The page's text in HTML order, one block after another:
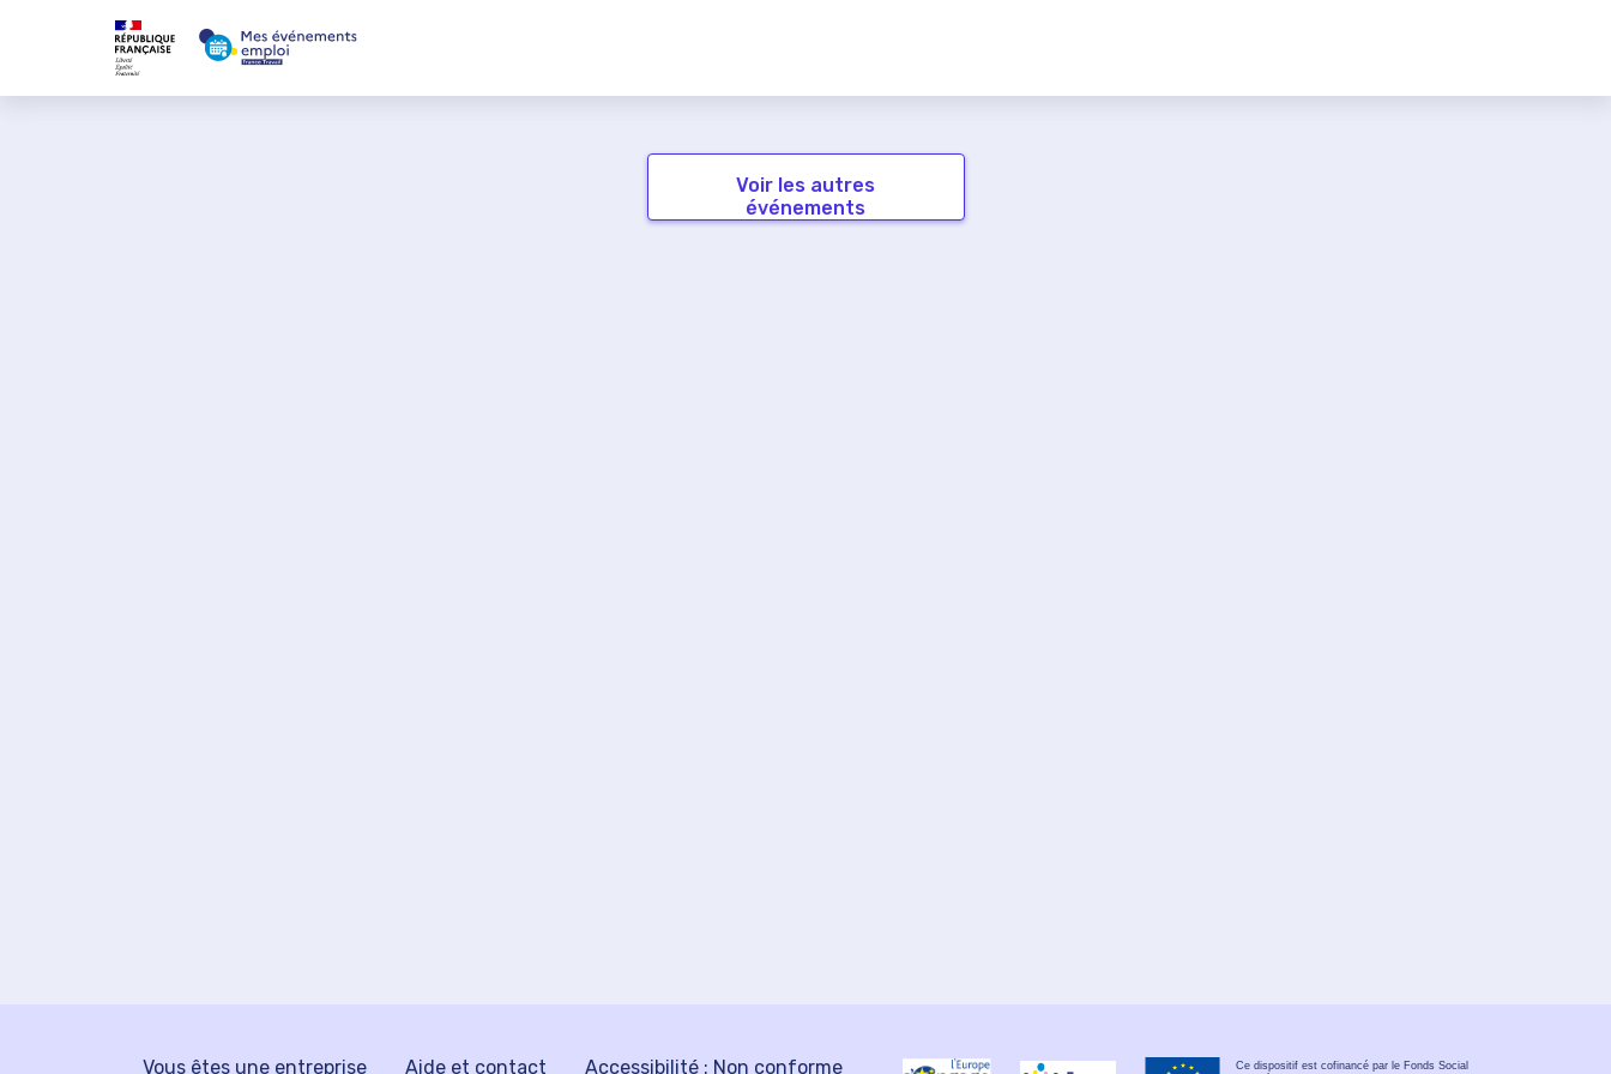
Voir les autres
événements
Vous êtes une entreprise Aide et contact Accessibilité : Non conforme
Ce dispositif est cofinancé par le Fonds Social